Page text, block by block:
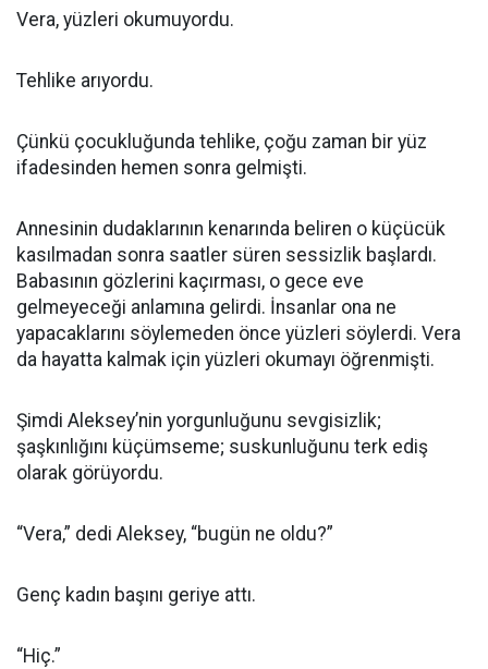
Vera, yüzleri okumuyordu.
Tehlike arıyordu.
Çünkü çocukluğunda tehlike, çoğu zaman bir yüz
ifadesinden hemen sonra gelmişti.
Annesinin dudaklarının kenarında beliren o küçücük
kasılmadan sonra saatler süren sessizlik başlardı.
Babasının gözlerini kaçırması, o gece eve
gelmeyeceği anlamına gelirdi. İnsanlar ona ne
yapacaklarını söylemeden önce yüzleri söylerdi. Vera
da hayatta kalmak için yüzleri okumayı öğrenmişti.
Şimdi Aleksey’nin yorgunluğunu sevgisizlik;
şaşkınlığını küçümseme; suskunluğunu terk ediş
olarak görüyordu.
“Vera,” dedi Aleksey, “bugün ne oldu?”
Genç kadın başını geriye attı.
“Hiç.”